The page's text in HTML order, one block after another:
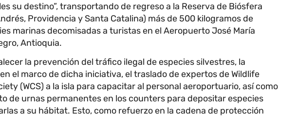
su destino”, transportando de regreso a la Reserva de Biósfera
Providencia y Santa Catalina) más de 500 kilogramos de
marinas decomisadas a turistas en el Aeropuerto José María
Antioquia.
la prevención del tráfico ilegal de especies silvestres, la
el marco de dicha iniciativa, el traslado de expertos de Wildlife
(WCS) a la isla para capacitar al personal aeroportuario, así como
de urnas permanentes en los counters para depositar especies
a su hábitat. Esto, como refuerzo en la cadena de protección